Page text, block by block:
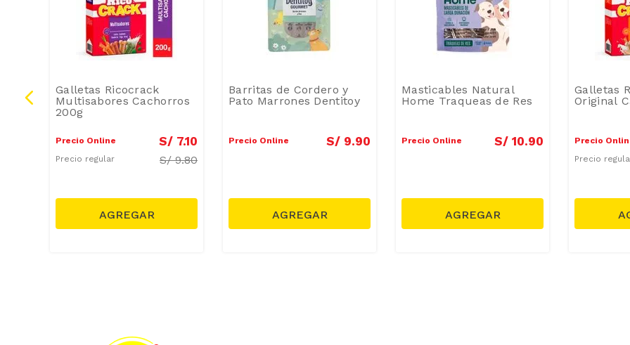
Galletas Ricocrack
Multisabores Cachorros
200g
Precio Online S/ 7.10
Precio regular S/9.80
Barritas de Cordero y
Pato Marrones Dentitoy
Precio Online S/ 9.90
Masticables Natural
Home Traqueas de Res
Precio Online S/ 10.90
Galletas
Original
Precio
Precio